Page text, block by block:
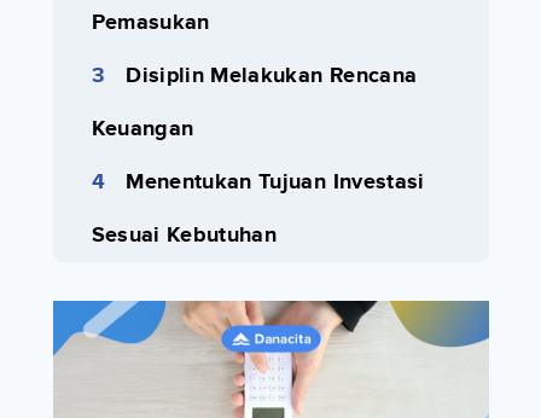
Pemasukan
Disiplin Melakukan Rencana
Keuangan
Menentukan Tujuan Investasi
Sesuai Kebutuhan